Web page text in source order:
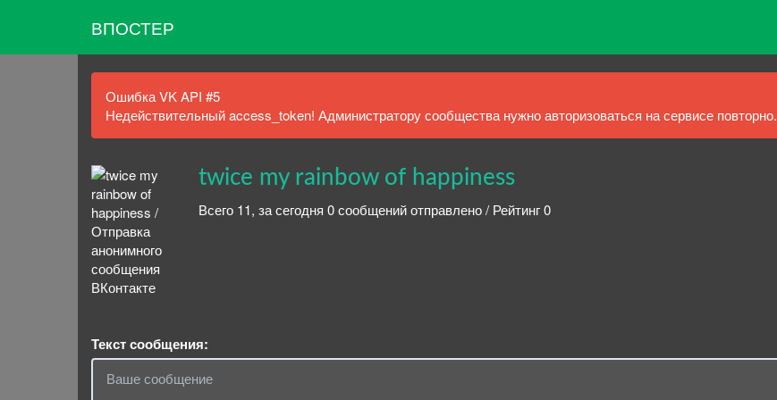
ВПОСТЕР
Ошибка VK API #5
Недействительный access_token! Администратору сообщества нужно авторизоваться на сервисе повторно.
twice my rainbow of happiness
Всего 11, за сегодня 0 сообщений отправлено / Рейтинг 0
Текст сообщения: